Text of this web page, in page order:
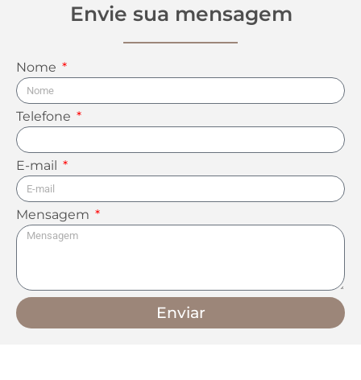
Envie sua mensagem
Nome
Telefone
E-mail
Mensagem
Enviar